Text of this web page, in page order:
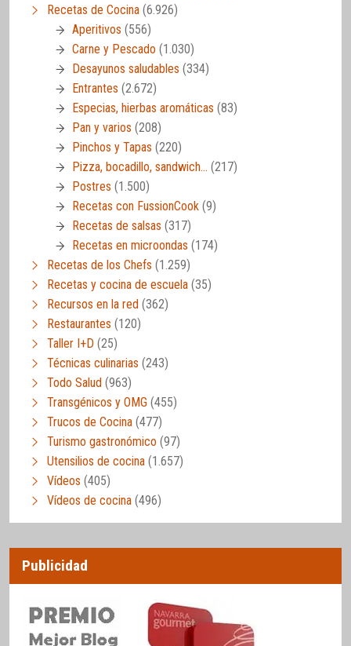
Recetas de Cocina (6.926)
Aperitivos (556)
Carne y Pescado (1.030)
Desayunos saludables (334)
Entrantes (2.672)
Especias, hierbas aromáticas (83)
Pan y varios (208)
Pinchos y Tapas (220)
Pizza, bocadillo, sandwich… (217)
Postres (1.500)
Recetas con FussionCook (9)
Recetas de salsas (317)
Recetas en microondas (174)
Recetas de los Chefs (1.259)
Recetas y cocina de escuela (35)
Recursos en la red (362)
Restaurantes (120)
Taller I+D (25)
Técnicas culinarias (243)
Todo Salud (963)
Transgénicos y OMG (455)
Trucos de Cocina (477)
Turismo gastronómico (97)
Utensilios de cocina (1.657)
Vídeos (405)
Vídeos de cocina (496)
Publicidad